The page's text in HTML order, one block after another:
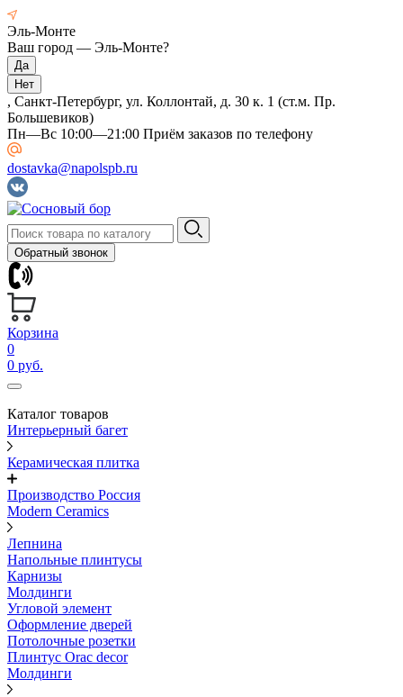
Эль-Монте
Ваш город — Эль-Монте?
, Санкт-Петербург, ул. Коллонтай, д. 30 к. 1 (ст.м. Пр.
Большевиков)
Пн—Вс 10:00—21:00 Приём заказов по телефону
dostavka@napolspb.ru
Обратный звонок
Корзина
0
0 руб.
Каталог товаров
Интерьерный багет
Керамическая плитка
Производство Россия
Modern Ceramics
Лепнина
Напольные плинтусы
Карнизы
Молдинги
Угловой элемент
Оформление дверей
Потолочные розетки
Плинтус Orac decor
Молдинги